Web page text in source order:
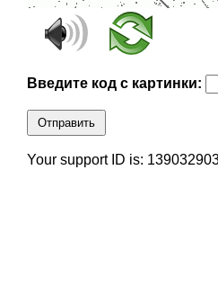
Введите код с картинки:
Отправить
Your support ID is: